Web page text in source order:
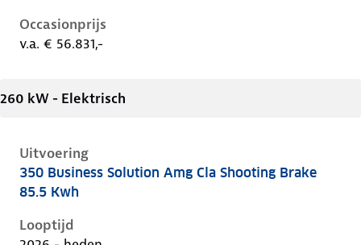
Occasionprijs
v.a. € 56.831,-
260 kW - Elektrisch
Uitvoering
Mercedes Cla-Klasse iii-x174, cla shooting brake
350 Business Solution Amg Cla Shooting Brake
85.5 Kwh
Looptijd